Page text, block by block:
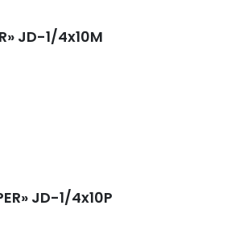
JD-1/4x10M
JD-1/4x10P